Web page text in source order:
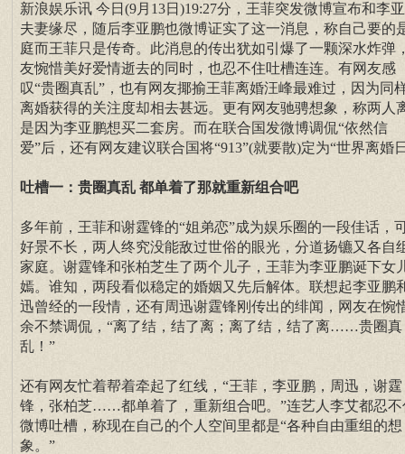
新浪娱乐讯 今日(9月13日)19:27分，王菲突发微博宣布和李
夫妻缘尽，随后李亚鹏也微博证实了这一消息，称自己要的
庭而王菲只是传奇。此消息的传出犹如引爆了一颗深水炸弹
友惋惜美好爱情逝去的同时，也忍不住吐槽连连。有网友感
叹“贵圈真乱”，也有网友揶揄王菲离婚汪峰最难过，因为同
离婚获得的关注度却相去甚远。更有网友驰骋想象，称两人
是因为李亚鹏想买二套房。而在联合国发微博调侃“依然信
爱”后，还有网友建议联合国将“913”(就要散)定为“世界离婚
吐槽一：贵圈真乱 都单着了那就重新组合吧
多年前，王菲和谢霆锋的“姐弟恋”成为娱乐圈的一段佳话，
好景不长，两人终究没能敌过世俗的眼光，分道扬镳又各自
家庭。谢霆锋和张柏芝生了两个儿子，王菲为李亚鹏诞下女
嫣。谁知，两段看似稳定的婚姻又先后解体。联想起李亚鹏
迅曾经的一段情，还有周迅谢霆锋刚传出的绯闻，网友在惋
余不禁调侃，“离了结，结了离；离了结，结了离……贵圈真
乱！”
还有网友忙着帮着牵起了红线，“王菲，李亚鹏，周迅，谢霆
锋，张柏芝……都单着了，重新组合吧。”连艺人李艾都忍不
微博吐槽，称现在自己的个人空间里都是“各种自由重组的想
象。”